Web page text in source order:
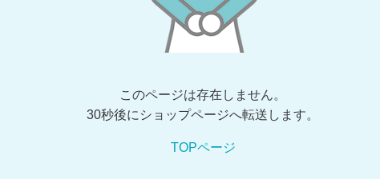
このページは存在しません。
30秒後にショップページへ転送します。
TOPページ